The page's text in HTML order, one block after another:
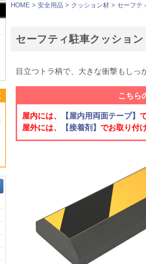
HOME > 安全用品 > クッション材 > セーフテ
セーフティ駐車クッショ
目立つトラ柄で、大きな衝撃もし
こちら
屋内には、 【屋内用両面テープ】
屋外には、
【接着剤】 でお取り付